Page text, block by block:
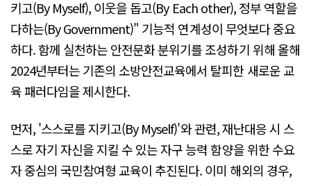
키고(By Myself), 이웃을 돕고(By Each other), 정부 역할을
다하는(By Government)" 기능적 연계성이 무엇보다 중요
하다. 함께 실천하는 안전문화 분위기를 조성하기 위해 올해
2024년부터는 기존의 소방안전교육에서 탈피한 새로운 교
육 패러다임을 제시한다.
먼저, '스스로를 지키고(By Myself)'와 관련, 재난대응 시 스
스로 자기 자신을 지킬 수 있는 자구 능력 함양을 위한 수요
자 중심의 국민참여형 교육이 추진된다. 이미 해외의 경우,